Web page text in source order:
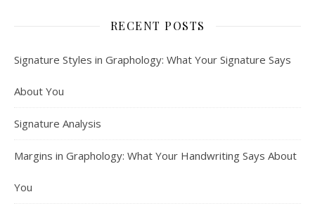
RECENT POSTS
Signature Styles in Graphology: What Your Signature Says
About You
Signature Analysis
Margins in Graphology: What Your Handwriting Says About
You